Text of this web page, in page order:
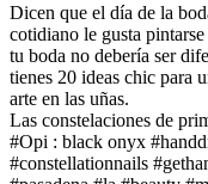
Dicen que el día de la
cotidiano le gusta
tu boda no debería ser
tienes 20 ideas chic para
arte en las uñas.
Las constelaciones de
#Opi : black onyx
#constellationnails